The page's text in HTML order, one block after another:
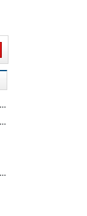
陈行之：我用生命镌刻了独属于我自己的碑文
陈行之：你做好与死一般的寂静共存的精神准备了吗？
陈行之：当青春成为往事——后记：文学应当有一条哲学的通道